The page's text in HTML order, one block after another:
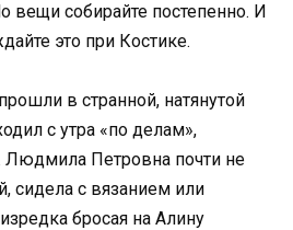
вещи собирайте постепенно. И
это при Костике.
в странной, натянутой
с утра «по делам»,
Людмила Петровна почти не
сидела с вязанием или
бросая на Алину